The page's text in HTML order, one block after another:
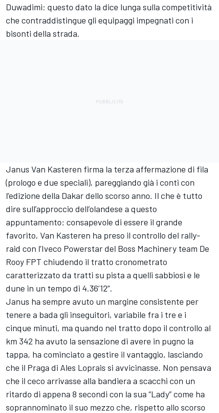
Duwadimi: questo dato la dice lunga sulla competitività
che contraddistingue gli equipaggi impegnati con i
bisonti della strada.
Janus Van Kasteren firma la terza affermazione di fila
(prologo e due speciali), pareggiando già i conti con
l’edizione della Dakar dello scorso anno. Il che è tutto
dire sull’approccio dell’olandese a questo
appuntamento: consapevole di essere il grande
favorito, Van Kasteren ha preso il controllo del rally-
raid con l’Iveco Powerstar del Boss Machinery team De
Rooy FPT chiudendo il tratto cronometrato
caratterizzato da tratti su pista a quelli sabbiosi e le
dune in un tempo di 4.36’12”.
Janus ha sempre avuto un margine consistente per
tenere a bada gli inseguitori, variabile fra i tre e i
cinque minuti, ma quando nel tratto dopo il controllo al
km 342 ha avuto la sensazione di avere in pugno la
tappa, ha cominciato a gestire il vantaggio, lasciando
che il Praga di Ales Loprais si avvicinasse. Non pensava
che il ceco arrivasse alla bandiera a scacchi con un
ritardo di appena 8 secondi con la sua “Lady” come ha
soprannominato il suo mezzo che, rispetto allo scorso